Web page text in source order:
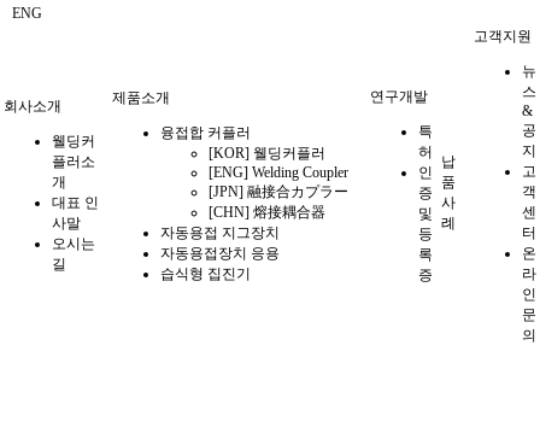
ENG
회사소개
웰딩커
플러소
개
대표 인
사말
오시는
길
제품소개
융접합 커플러
[KOR] 웰딩커플러
[ENG] Welding Coupler
[JPN] 融接合カプラー
[CHN] 熔接耦合器
자동용접 지그장치
자동용접장치 응용
습식형 집진기
연구개발
특
허
인
증
및
등
록
증
납
품
사
례
고객지원
뉴
스
&
공
지
고
객
센
터
온
라
인
문
의